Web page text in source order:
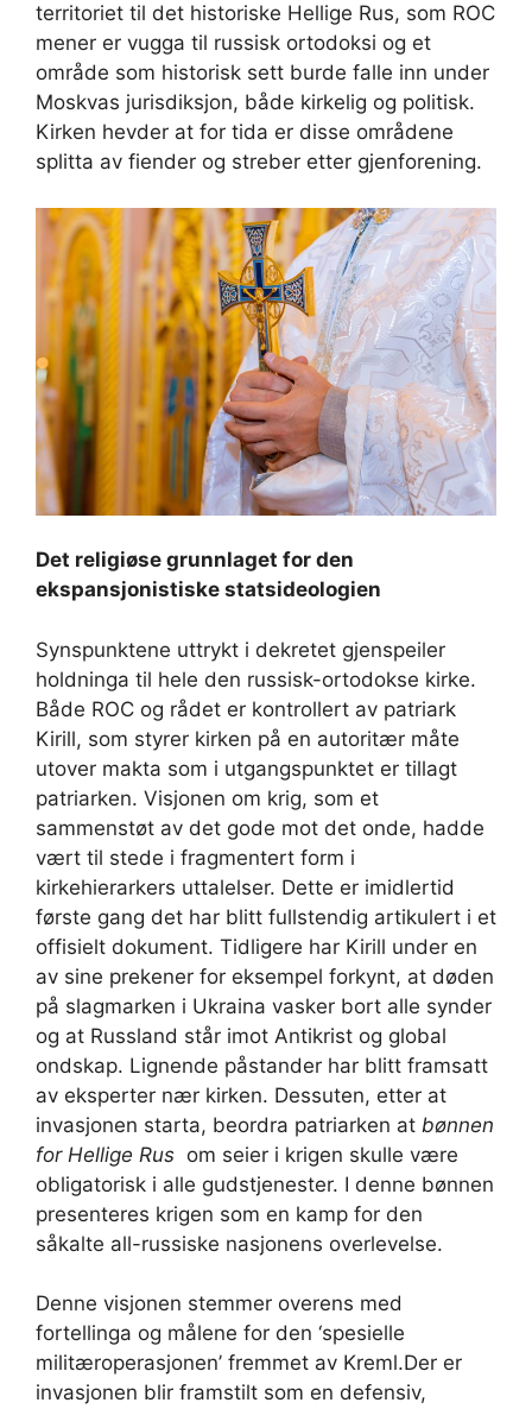
territoriet til det historiske Hellige Rus, som ROC
mener er vugga til russisk ortodoksi og et
område som historisk sett burde falle inn under
Moskvas jurisdiksjon, både kirkelig og politisk.
Kirken hevder at for tida er disse områdene
splitta av fiender og streber etter gjenforening.
Det religiøse grunnlaget for den
ekspansjonistiske statsideologien
Synspunktene uttrykt i dekretet gjenspeiler
holdninga til hele den russisk-ortodokse kirke.
Både ROC og rådet er kontrollert av patriark
Kirill, som styrer kirken på en autoritær måte
utover makta som i utgangspunktet er tillagt
patriarken. Visjonen om krig, som et
sammenstøt av det gode mot det onde, hadde
vært til stede i fragmentert form i
kirkehierarkers uttalelser. Dette er imidlertid
første gang det har blitt fullstendig artikulert i et
offisielt dokument. Tidligere har Kirill under en
av sine prekener for eksempel forkynt, at døden
på slagmarken i Ukraina vasker bort alle synder
og at Russland står imot Antikrist og global
ondskap. Lignende påstander har blitt framsatt
av eksperter nær kirken. Dessuten, etter at
invasjonen starta, beordra patriarken at bønnen
for Hellige Rus om seier i krigen skulle være
obligatorisk i alle gudstjenester. I denne bønnen
presenteres krigen som en kamp for den
såkalte all-russiske nasjonens overlevelse.
Denne visjonen stemmer overens med
fortellinga og målene for den ‘spesielle
militæroperasjonen’ fremmet av Kreml.Der er
invasjonen blir framstilt som en defensiv,